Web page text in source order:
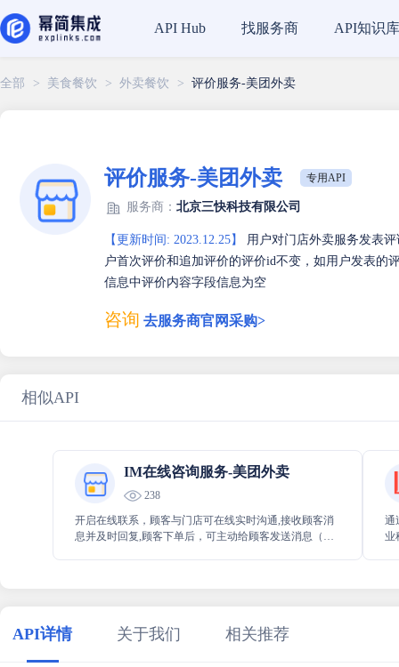
API Hub 找服务商 API知识库
全部 > 美食餐饮 > 外卖餐饮 > 评价服务-美团外卖
评价服务-美团外卖 专用API
服务商： 北京三快科技有限公司
【更新时间: 2023.12.25】
用户对门店外卖服务发表
户首次评价和追加评价的评价id不变，如用户发表的
信息中评价内容字段信息为空
咨询 去服务商官网采购>
相似API
IM在线咨询服务-美团外卖
238
开启在线联系，顾客与门店可在线实时沟通,接收顾客消
息并及时回复,顾客下单后，可主动给顾客发送消息（常
通
业
API详情 关于我们 相关推荐